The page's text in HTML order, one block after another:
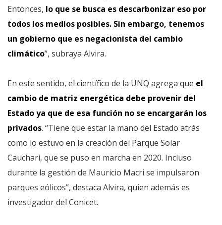
Entonces, lo que se busca es descarbonizar eso por
todos los medios posibles. Sin embargo, tenemos
un gobierno que es negacionista del cambio
climático”, subraya Alvira.
En este sentido, el científico de la UNQ agrega que el
cambio de matriz energética debe provenir del
Estado ya que de esa función no se encargarán los
privados. “Tiene que estar la mano del Estado atrás
como lo estuvo en la creación del Parque Solar
Cauchari, que se puso en marcha en 2020. Incluso
durante la gestión de Mauricio Macri se impulsaron
parques eólicos”, destaca Alvira, quien además es
investigador del Conicet.